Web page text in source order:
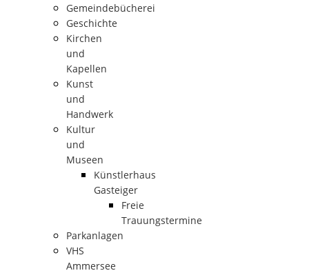
Gemeindebücherei
Geschichte
Kirchen
und
Kapellen
Kunst
und
Handwerk
Kultur
und
Museen
Künstlerhaus
Gasteiger
Freie
Trauungstermine
Parkanlagen
VHS
Ammersee